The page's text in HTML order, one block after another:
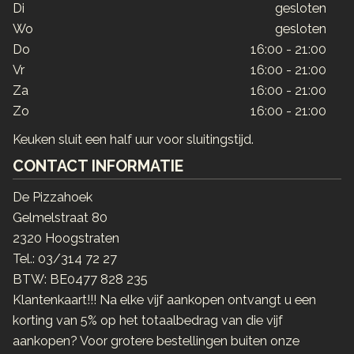
Di
gesloten
Wo
gesloten
Do
16:00 - 21:00
Vr
16:00 - 21:00
Za
16:00 - 21:00
Zo
16:00 - 21:00
Keuken sluit een half uur voor sluitingstijd.
CONTACT INFORMATIE
De Pizzahoek
Gelmelstraat 80
2320 Hoogstraten
Tel.:03/314 72 27
BTW: BE0477 828 235
Klantenkaart!!! Na elke vijf aankopen ontvangt u een
korting van 5% op het totaalbedrag van die vijf
aankopen? Voor grotere bestellingen buiten onze